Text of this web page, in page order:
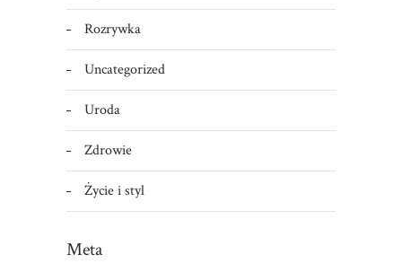
Rozrywka
Uncategorized
Uroda
Zdrowie
Życie i styl
Meta